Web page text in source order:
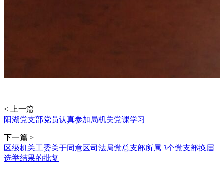
< 上一篇
阳湖党支部党员认真参加局机关党课学习
下一篇 >
区级机关工委关于同意区司法局党总支部所属 3个党支部换届
选举结果的批复